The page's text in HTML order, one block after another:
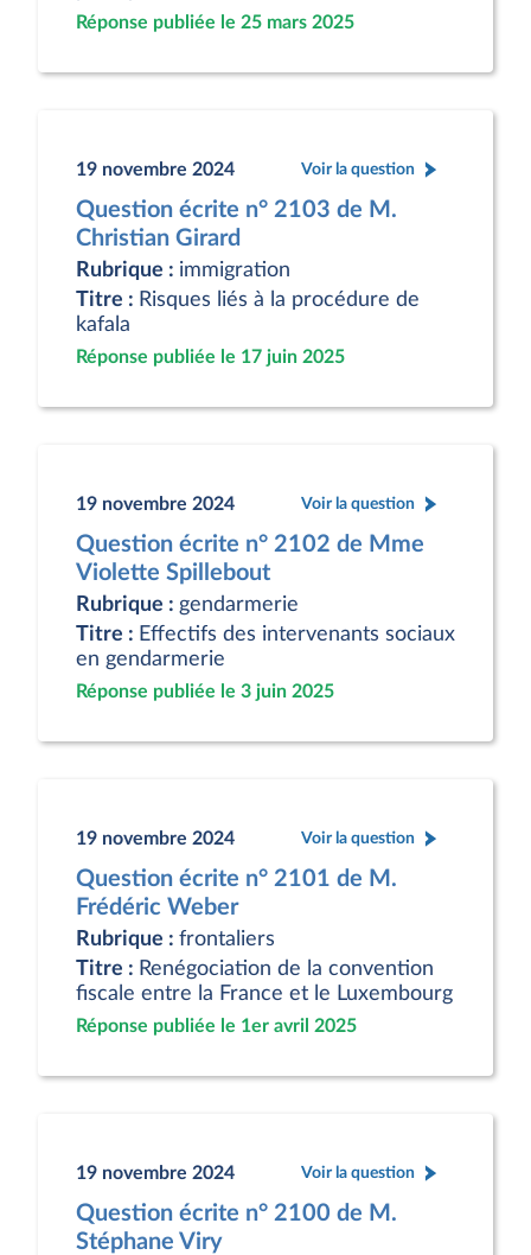
Réponse publiée le 25 mars 2025
19 novembre 2024 Voir la question
Question écrite n° 2103 de M.
Christian Girard
Rubrique : immigration
Titre : Risques liés à la procédure de
kafala
Réponse publiée le 17 juin 2025
19 novembre 2024 Voir la question
Question écrite n° 2102 de Mme
Violette Spillebout
Rubrique : gendarmerie
Titre : Effectifs des intervenants sociaux
en gendarmerie
Réponse publiée le 3 juin 2025
19 novembre 2024 Voir la question
Question écrite n° 2101 de M.
Frédéric Weber
Rubrique : frontaliers
Titre : Renégociation de la convention
fiscale entre la France et le Luxembourg
Réponse publiée le 1er avril 2025
19 novembre 2024 Voir la question
Question écrite n° 2100 de M.
Stéphane Viry